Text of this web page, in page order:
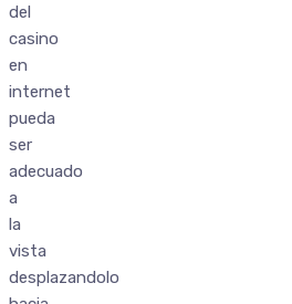
del
casino
en
internet
pueda
ser
adecuado
a
la
vista
desplazandolo